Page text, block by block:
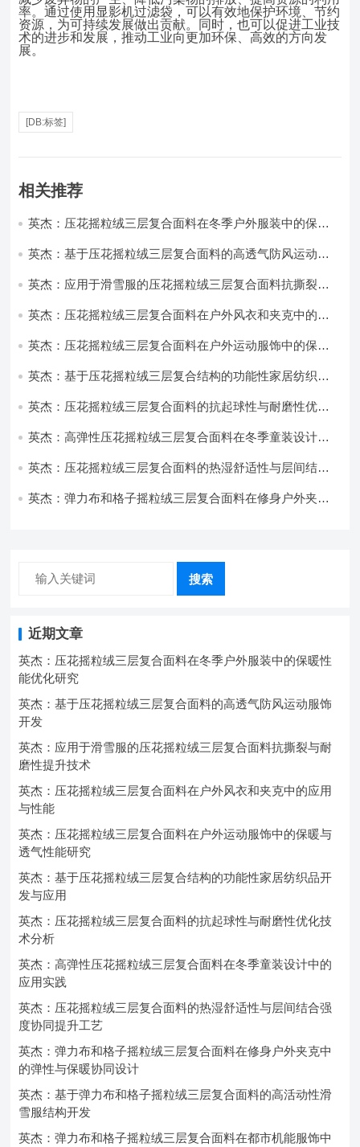
率。通过使用显影机过滤袋，可以有效地保护环境、节约
资源，为可持续发展做出贡献。同时，也可以促进工业技
术的进步和发展，推动工业向更加环保、高效的方向发
展。
[DB:标签]
相关推荐
英杰：压花摇粒绒三层复合面料在冬季户外服装中的保暖
英杰：基于压花摇粒绒三层复合面料的高透气防风运动服
英杰：应用于滑雪服的压花摇粒绒三层复合面料抗撕裂与
英杰：压花摇粒绒三层复合面料在户外风衣和夹克中的应
英杰：压花摇粒绒三层复合面料在户外运动服饰中的保暖
英杰：基于压花摇粒绒三层复合结构的功能性家居纺织品
英杰：压花摇粒绒三层复合面料的抗起球性与耐磨性优化
英杰：高弹性压花摇粒绒三层复合面料在冬季童装设计中
英杰：压花摇粒绒三层复合面料的热湿舒适性与层间结合
英杰：弹力布和格子摇粒绒三层复合面料在修身户外夹克
搜索
近期文章
英杰：压花摇粒绒三层复合面料在冬季户外服装中的保暖性
能优化研究
英杰：基于压花摇粒绒三层复合面料的高透气防风运动服饰
开发
英杰：应用于滑雪服的压花摇粒绒三层复合面料抗撕裂与耐
磨性提升技术
英杰：压花摇粒绒三层复合面料在户外风衣和夹克中的应用
与性能
英杰：压花摇粒绒三层复合面料在户外运动服饰中的保暖与
透气性能研究
英杰：基于压花摇粒绒三层复合结构的功能性家居纺织品开
发与应用
英杰：压花摇粒绒三层复合面料的抗起球性与耐磨性优化技
术分析
英杰：高弹性压花摇粒绒三层复合面料在冬季童装设计中的
应用实践
英杰：压花摇粒绒三层复合面料的热湿舒适性与层间结合强
度协同提升工艺
英杰：弹力布和格子摇粒绒三层复合面料在修身户外夹克中
的弹性与保暖协同设计
英杰：基于弹力布和格子摇粒绒三层复合面料的高活动性滑
雪服结构开发
英杰：弹力布和格子摇粒绒三层复合面料在都市机能服饰中